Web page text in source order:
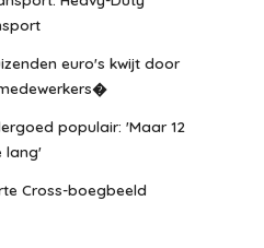
euro's kwijt door
populair: 'Maar 12
lang'
Cross-boegbeeld